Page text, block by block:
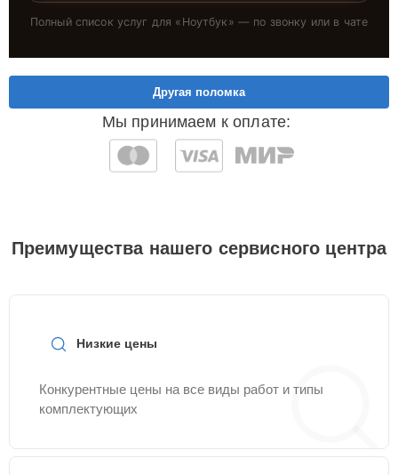
Полный список услуг для « Ноутбук » — по звонку или в чате
Мы принимаем к оплате:
Другая поломка
Преимущества нашего сервисного центра
Низкие цены
Конкурентные цены на все виды работ и типы
комплектующих